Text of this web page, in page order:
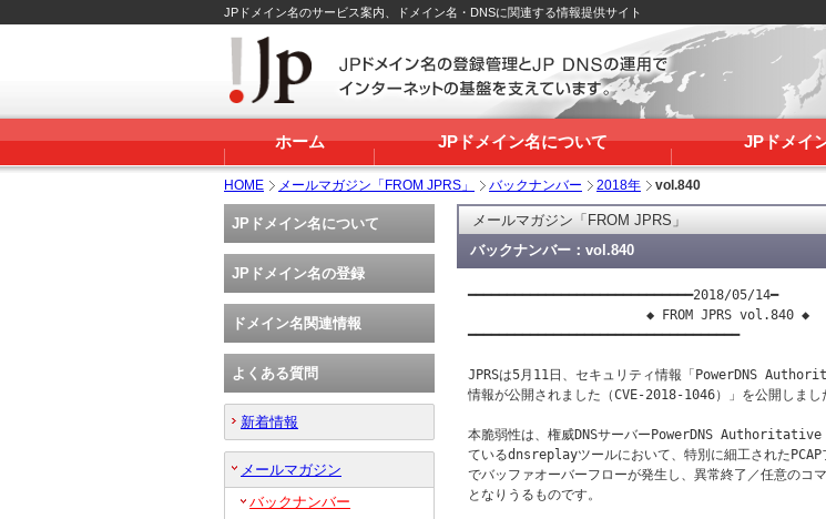
JPドメイン名のサービス案内、ドメイン名・DNSに関連する情報提供サイト
ホーム JPドメイン名について JPドメイ
HOME メールマガジン「FROM JPRS」 バックナンバー 2018年 vol.840
メールマガジン「FROM JPRS」
バックナンバー：vol.840
━━━━━━━━━━━━━━━━━━━━━━━━━━━━━2018/05/14━
                       ◆ FROM JPRS vol.840 ◆
━━━━━━━━━━━━━━━━━━━━━━━━━━━━━━━━━━━
JPRSは5月11日、セキュリティ情報「PowerDNS
情報が公開されました（CVE-2018-1046）」を公開しまし
本脆弱性は、権威DNSサーバーPowerDNS
ているdnsreplayツールにおいて、特別に細工されたPCAP
でバッファオーバーフローが発生し、異常終了／任意のコ
となりうるものです。
JPドメイン名について
JPドメイン名の登録
ドメイン名関連情報
よくある質問
新着情報
メールマガジン
バックナンバー